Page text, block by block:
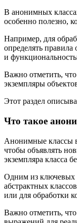
В анонимных
особенно полезно,
Например, для
определять
и
Важно отметить,
экземпляры
Этот раздел
Что такое
Анонимные классы
чтобы объявлять
экземпляра класса
Одним из ключевых
абстрактных
или для обработки
Важно отметить,